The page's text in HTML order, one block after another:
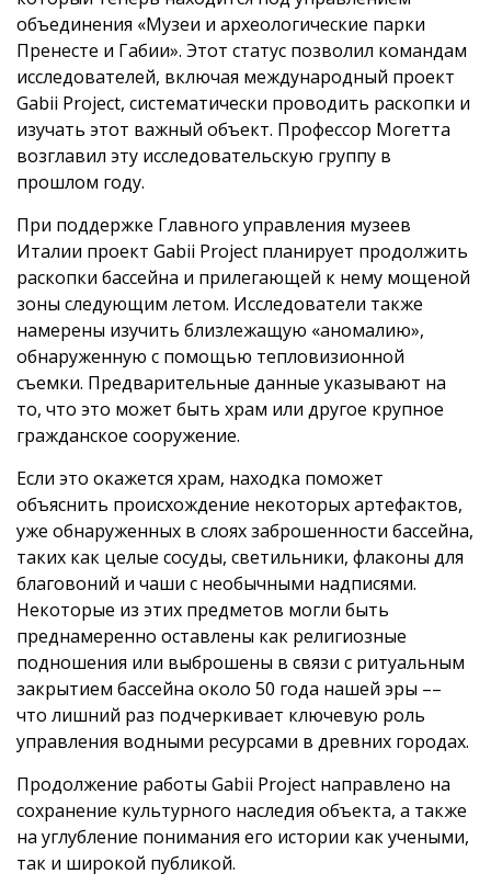
объединения «Музеи и археологические парки
Пренесте и Габии». Этот статус позволил командам
исследователей, включая международный проект
Gabii Project, систематически проводить раскопки и
изучать этот важный объект. Профессор Могетта
возглавил эту исследовательскую группу в
прошлом году.
При поддержке Главного управления музеев
Италии проект Gabii Project планирует продолжить
раскопки бассейна и прилегающей к нему мощеной
зоны следующим летом. Исследователи также
намерены изучить близлежащую «аномалию»,
обнаруженную с помощью тепловизионной
съемки. Предварительные данные указывают на
то, что это может быть храм или другое крупное
гражданское сооружение.
Если это окажется храм, находка поможет
объяснить происхождение некоторых артефактов,
уже обнаруженных в слоях заброшенности бассейна,
таких как целые сосуды, светильники, флаконы для
благовоний и чаши с необычными надписями.
Некоторые из этих предметов могли быть
преднамеренно оставлены как религиозные
подношения или выброшены в связи с ритуальным
закрытием бассейна около 50 года нашей эры ––
что лишний раз подчеркивает ключевую роль
управления водными ресурсами в древних городах.
Продолжение работы Gabii Project направлено на
сохранение культурного наследия объекта, а также
на углубление понимания его истории как учеными,
так и широкой публикой.